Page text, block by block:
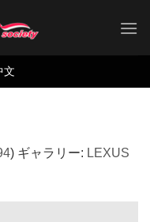
文
) ギャラリー: LEXUS